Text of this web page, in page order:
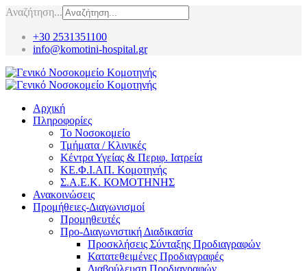
Αναζήτηση...
+30 2531351100
info@komotini-hospital.gr
Αρχική
Πληροφορίες
Το Νοσοκομείο
Τμήματα / Κλινικές
Κέντρα Υγείας & Περιφ. Ιατρεία
ΚΕ.Φ.Ι.ΑΠ. Κομοτηνής
Σ.Α.Ε.Κ. ΚΟΜΟΤΗΝΗΣ
Ανακοινώσεις
Προμήθειες-Διαγωνισμοί
Προμηθευτές
Προ-Διαγωνιστική Διαδικασία
Προσκλήσεις Σύνταξης Προδιαγραφών
Κατατεθειμένες Προδιαγραφές
Διαβούλευση Προδιαγραφών